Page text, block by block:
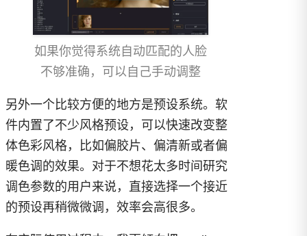
如果你觉得系统自动匹配的人脸
不够准确，可以自己手动调整
另外一个比较方便的地方是预设系统。软
件内置了不少风格预设，可以快速改变整
体色彩风格，比如偏胶片、偏清新或者偏
暖色调的效果。对于不想花太多时间研究
调色参数的用户来说，直接选择一个接近
的预设再稍微微调，效率会高很多。